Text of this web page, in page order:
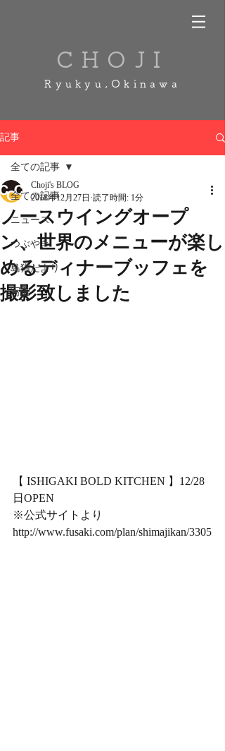
CHOJI
Ryukyu,Okinawa
記事
全ての記事
ニュース
つぶやき
島猫だより
写道
全ての記事
ノースウイングオープ
ン、世界のメニューが楽し
めるディナーブッフェを
撮影致しました
Choji's BLOG
2018年12月27日 読了時間: 1分
【 ISHIGAKI BOLD KITCHEN 】12/28
日OPEN
※公式サイトより
http://www.fusaki.com/plan/shimajikan/3305